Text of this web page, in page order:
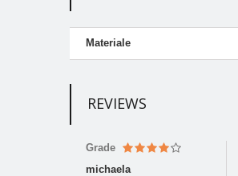
Materiale
REVIEWS
Grade
michaela